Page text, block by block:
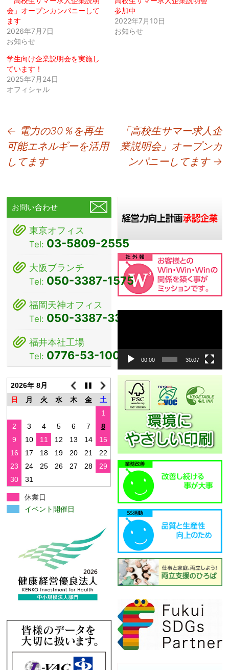
会」オープンカンパニーして
ます
2026年7月7日
お知らせ
参加中
2022年7月10日
お知らせ
学生向け企業説明会を実施し
ています！
2025年7月24日
オフィシャル
投
稿
ナ
ゲ
ー
シ
ョ
ン
← 電力の30％を再生
可能エネルギーを活用
してます
「高校生サマー求人企
業説明会」オープンカ
ンパニーしてます →
お問い合わせ
東京オフィス
Tel: 03-5809-2555
大阪ブランチ
Tel: 050-3387-1575
福岡天神オフィス
Tel: 050-3387-3381
福井本社工場
Tel: 0776-53-1000
2026年 8月
日
月 火 水 木 金
土
1
2
3 4 5 6 7
8
9
10 11 12 13 14
15
16
17 18 19 20 21
22
23
24 25 26 27 28
29
30
31
休業日
イベント開催日
動
レ
ー
ヤ
00:00 30:07